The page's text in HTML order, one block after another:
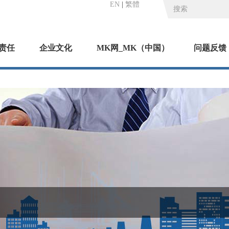
EN 繁體
任 企业文化 MK网_MK（中国） 问题反馈